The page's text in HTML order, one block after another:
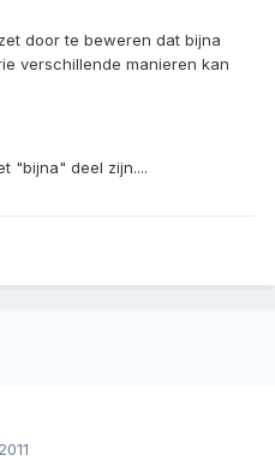
door te beweren dat bijna
verschillende manieren kan
"bijna" deel zijn....